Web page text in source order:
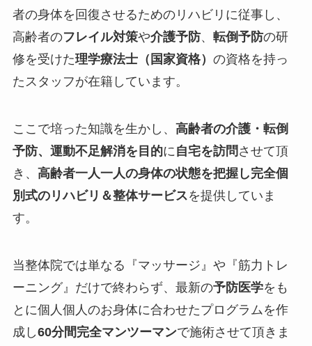
者の身体を回復させるためのリハビリに従事し、
高齢者のフレイル対策や介護予防、 転倒予防の研
修を受けた理学療法士（国家資格） の資格を持っ
たスタッフが在籍しています。
ここで培った知識を生かし、 高齢者の介護・転倒
予防、運動不足解消を目的に 自宅を訪問 させて頂
き、 高齢者一人一人の身体の状態を把握し完全個
別式のリハビリ＆整体サービスを提供していま
す。
当整体院では単なる『マッサージ 』や『筋力トレ
ーニング』だけで終わらず、最新の予防医学をも
とに個人個人のお身体に合わせたプログラムを作
成し60分間完全マンツーマンで施術させて頂きま